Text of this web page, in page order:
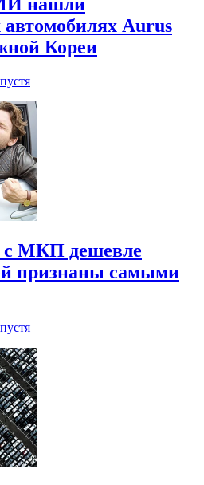
автомобилях Aurus
Кореи
МКП дешевле
признаны самыми